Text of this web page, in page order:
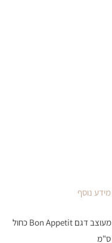
מידע נוסף